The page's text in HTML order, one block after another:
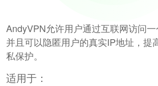
AndyVPN允许用户通过互联网访问一
并且可以隐匿用户的真实IP地址，提
私保护。
适用于：